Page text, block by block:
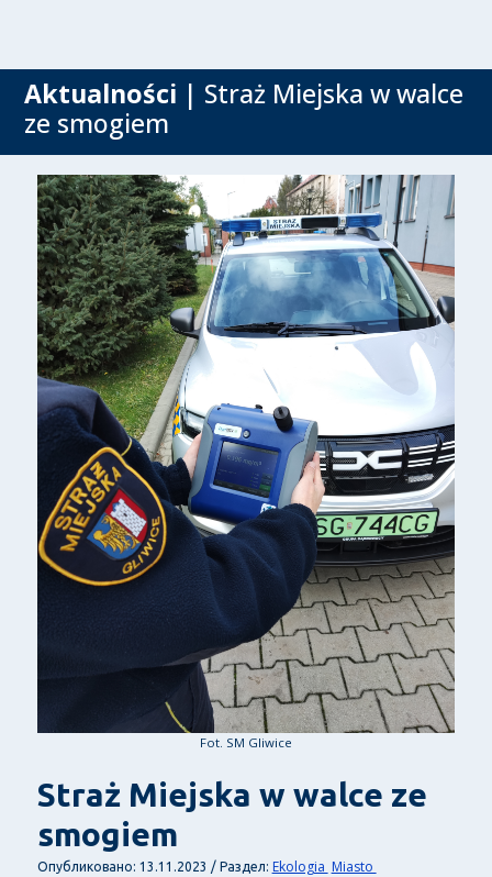
Aktualności | Straż Miejska w walce
ze smogiem
Fot. SM Gliwice
Straż Miejska w walce ze
smogiem
Опубликовано: 13.11.2023 / Раздел: Ekologia Miasto